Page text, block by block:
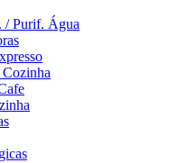
/ Purif. Água